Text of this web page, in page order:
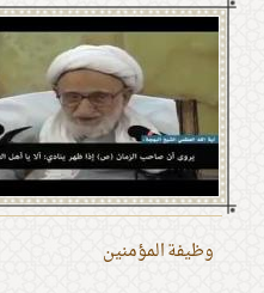
وظيفة المؤمنين